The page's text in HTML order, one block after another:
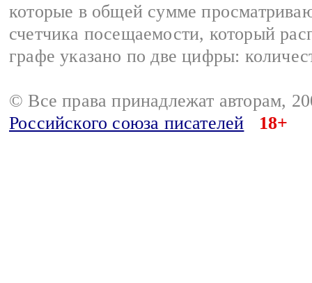
которые в общей сумме
счетчика посещаемости, который
графе указано по две цифры:
© Все права принадлежат авторам,
Российского союза писателей
18+